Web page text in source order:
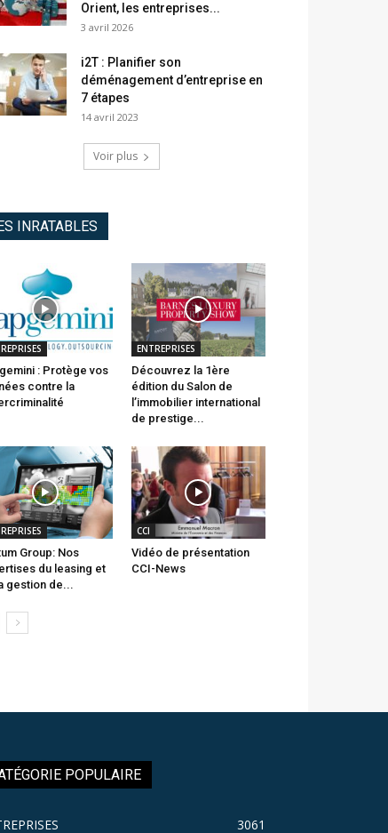
Orient, les entreprises...
3 avril 2026
i2T : Planifier son
déménagement d’entreprise en
7 étapes
14 avril 2023
Voir plus
INRATABLES
: Protège vos
contre la
ENTREPRISES
Découvrez la 1ère
édition du Salon de
l’immobilier international
de prestige...
Group: Nos
du leasing et
gestion de...
CCI
Vidéo de présentation
CCI-News
POPULAIRE
3061